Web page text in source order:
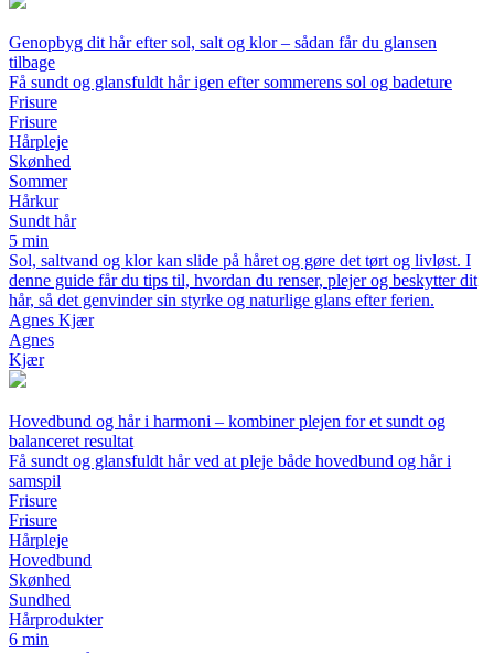
Genopbyg dit hår efter sol, salt og klor – sådan får du glansen
tilbage
Få sundt og glansfuldt hår igen efter sommerens sol og badeture
Frisure
Frisure
Hårpleje
Skønhed
Sommer
Hårkur
Sundt hår
5 min
Sol, saltvand og klor kan slide på håret og gøre det tørt og livløst. I
denne guide får du tips til, hvordan du renser, plejer og beskytter dit
hår, så det genvinder sin styrke og naturlige glans efter ferien.
Agnes Kjær
Agnes
Kjær
Hovedbund og hår i harmoni – kombiner plejen for et sundt og
balanceret resultat
Få sundt og glansfuldt hår ved at pleje både hovedbund og hår i
samspil
Frisure
Frisure
Hårpleje
Hovedbund
Skønhed
Sundhed
Hårprodukter
6 min